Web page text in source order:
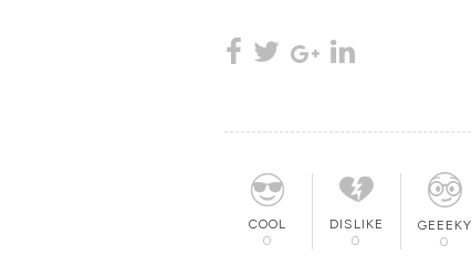
COOL
0
DISLIKE
0
GEEEKY
0